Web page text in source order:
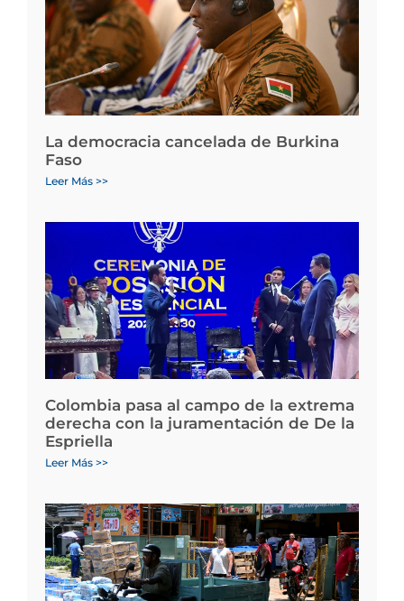
La democracia cancelada de Burkina
Faso
Leer Más >>
Colombia pasa al campo de la extrema
derecha con la juramentación de De la
Espriella
Leer Más >>